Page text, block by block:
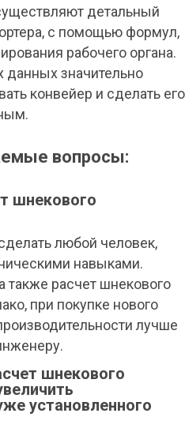
детальный
с помощью формул,
рабочего органа.
значительно
конвейер и сделать его
вопросы:
шнекового
любой человек,
навыками.
расчет шнекового
при покупке нового
лучше
шнекового
установленного